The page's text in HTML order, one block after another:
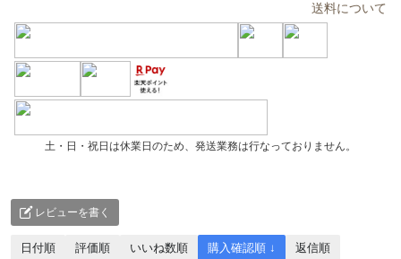
送料について
土・日・祝日は休業日のため、発送業務は行なっておりません。
レビューを書く
日付順 評価順 いいね数順 購入確認順 ↓
返信順